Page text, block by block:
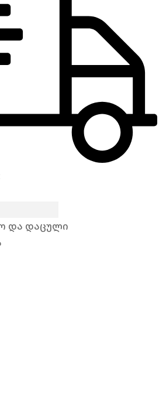
და დაცული